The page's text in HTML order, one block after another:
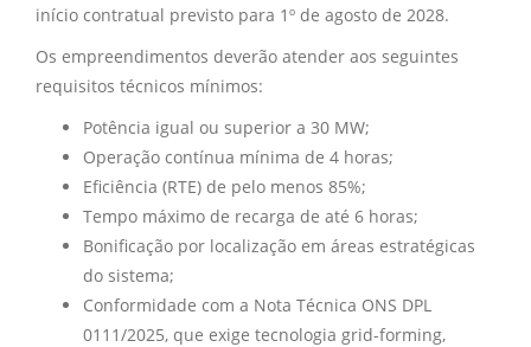
início contratual previsto para 1º de agosto de 2028.
Os empreendimentos deverão atender aos seguintes
requisitos técnicos mínimos:
Potência igual ou superior a 30 MW;
Operação contínua mínima de 4 horas;
Eficiência (RTE) de pelo menos 85%;
Tempo máximo de recarga de até 6 horas;
Bonificação por localização em áreas estratégicas
do sistema;
Conformidade com a Nota Técnica ONS DPL
0111/2025, que exige tecnologia grid-forming,